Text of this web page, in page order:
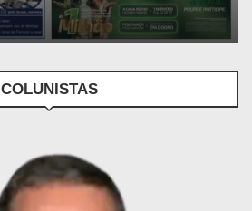
COLUNISTAS